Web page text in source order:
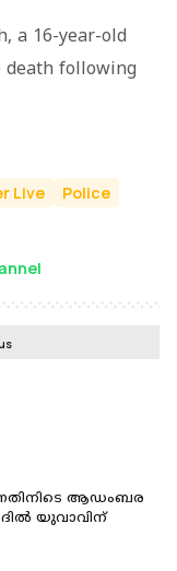
a 16-year-old
death following
Live
Police
ആഡംബര
യുവാവിന്